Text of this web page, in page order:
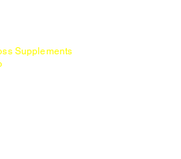
Supplements